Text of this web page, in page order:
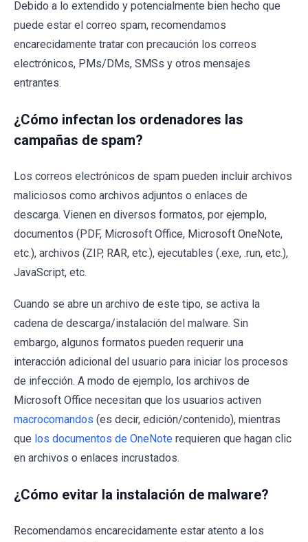
Debido a lo extendido y potencialmente bien hecho que
puede estar el correo spam, recomendamos
encarecidamente tratar con precaución los correos
electrónicos, PMs/DMs, SMSs y otros mensajes
entrantes.
¿Cómo infectan los ordenadores las
campañas de spam?
Los correos electrónicos de spam pueden incluir archivos
maliciosos como archivos adjuntos o enlaces de
descarga. Vienen en diversos formatos, por ejemplo,
documentos (PDF, Microsoft Office, Microsoft OneNote,
etc.), archivos (ZIP, RAR, etc.), ejecutables (.exe, .run, etc.),
JavaScript, etc.
Cuando se abre un archivo de este tipo, se activa la
cadena de descarga/instalación del malware. Sin
embargo, algunos formatos pueden requerir una
interacción adicional del usuario para iniciar los procesos
de infección. A modo de ejemplo, los archivos de
Microsoft Office necesitan que los usuarios activen
macrocomandos (es decir, edición/contenido), mientras
que los documentos de OneNote requieren que hagan clic
en archivos o enlaces incrustados.
¿Cómo evitar la instalación de malware?
Recomendamos encarecidamente estar atento a los